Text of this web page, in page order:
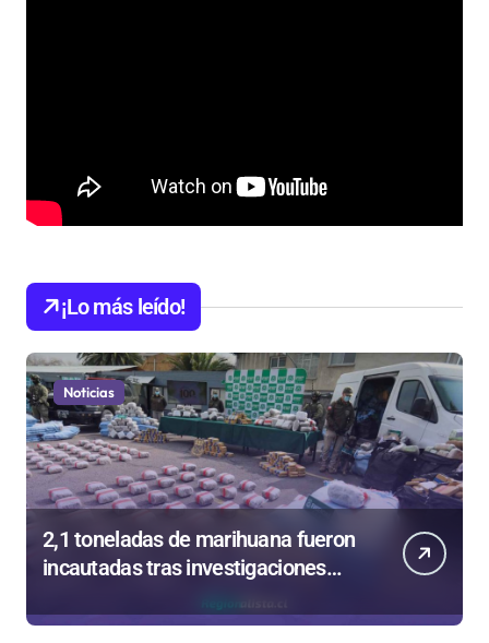
¡Lo más leído!
Noticias
2,1 toneladas de marihuana fueron
incautadas tras investigaciones